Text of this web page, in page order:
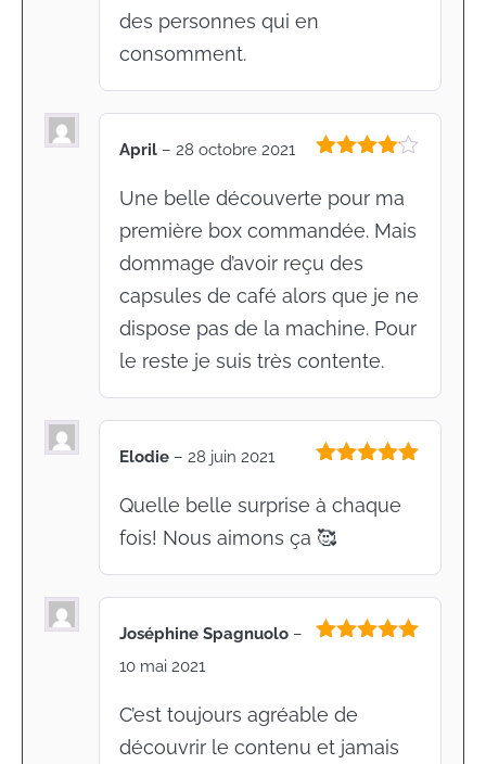
des personnes qui en
consomment.
sur 5
April – 28 octobre 2021
Une belle découverte pour ma
première box commandée. Mais
dommage d’avoir reçu des
capsules de café alors que je ne
dispose pas de la machine. Pour
le reste je suis très contente.
5
Elodie – 28 juin 2021
Quelle belle surprise à chaque
fois! Nous aimons ça 🥰
Joséphine Spagnuolo –
10 mai 2021
C’est toujours agréable de
découvrir le contenu et jamais